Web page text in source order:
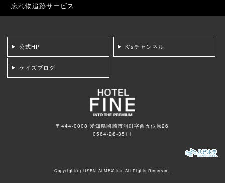
忘れ物追跡サービス
公式HP K'sチャンネル
ケイズブログ
〒444-0008 愛知県岡崎市洞町字西五位原26
0564-28-3511
Copyright(c)USEN-ALMEX inc, All Rights Reserved.